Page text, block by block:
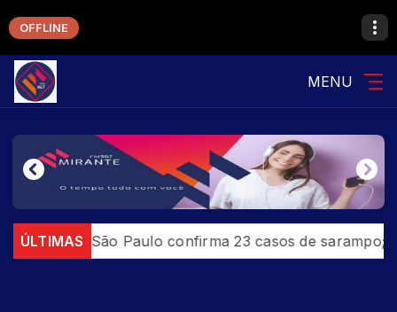
OFFLINE
MENU
ÚLTIMAS
de São Paulo confirma 23 casos de sarampo; 16 não